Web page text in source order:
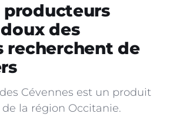
producteurs
des
recherchent de
Cévennes est un produit
la région Occitanie.